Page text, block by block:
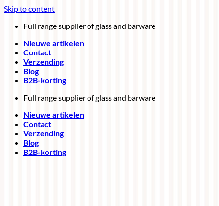
Skip to content
Full range supplier of glass and barware
Nieuwe artikelen
Contact
Verzending
Blog
B2B-korting
Full range supplier of glass and barware
Nieuwe artikelen
Contact
Verzending
Blog
B2B-korting